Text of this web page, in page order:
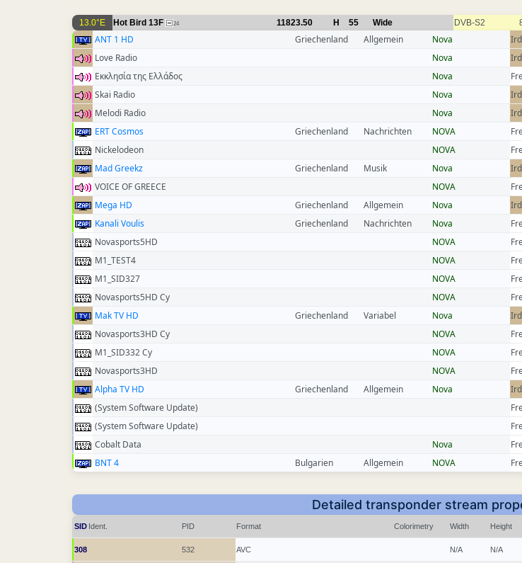
13.0°E Hot Bird 13F 24 11823.50 H 55 Wide DVB-S2
ANT 1 HD Griechenland Allgemein Nova
Love Radio
Nova
Εκκλησία της Ελλάδος
Nova
Skai Radio
Nova
Melodi Radio
Nova
ERT Cosmos
Griechenland Nachrichten NOVA
Nickelodeon
NOVA
Mad Greekz
Griechenland Musik Nova
VOICE OF GREECE
NOVA
Mega HD
Griechenland Allgemein Nova
Kanali Voulis
Griechenland Nachrichten Nova
Novasports5HD
NOVA
M1_TEST4
NOVA
M1_SID327
NOVA
Novasports5HD Cy
NOVA
Mak TV HD
Griechenland Variabel Nova
Novasports3HD Cy
NOVA
M1_SID332 Cy
NOVA
Novasports3HD
NOVA
Alpha TV HD
Griechenland Allgemein Nova
(System Software Update)
(System Software Update)
Cobalt Data
Nova
BNT 4
Bulgarien Allgemein NOVA
Detailed transponder stream
SID Ident. PID Format Colorimetry Width Height
308 532 AVC N/A N/A